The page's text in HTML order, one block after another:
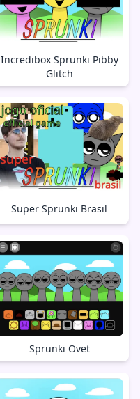
Incredibox Sprunki Pibby
Glitch
Super Sprunki Brasil
Sprunki Ovet